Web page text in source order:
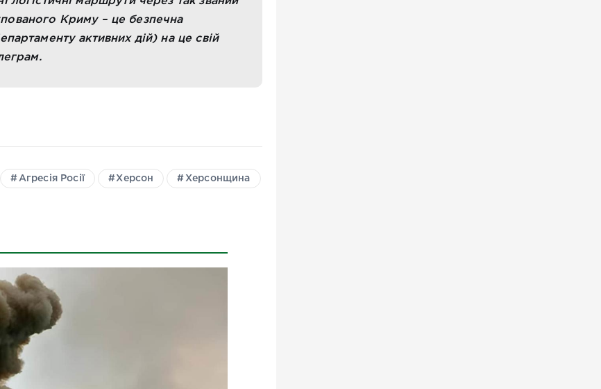
Криму – це безпечна
активних дій) на це свій
Агресія Росії Херсон Херсонщина